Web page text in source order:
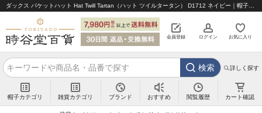
会員登録 ログイン お気に入り
検索 詳しく探す
帽子カテゴリ 雑貨カテゴリ ブランド おすすめ 閲覧履歴 カート確認